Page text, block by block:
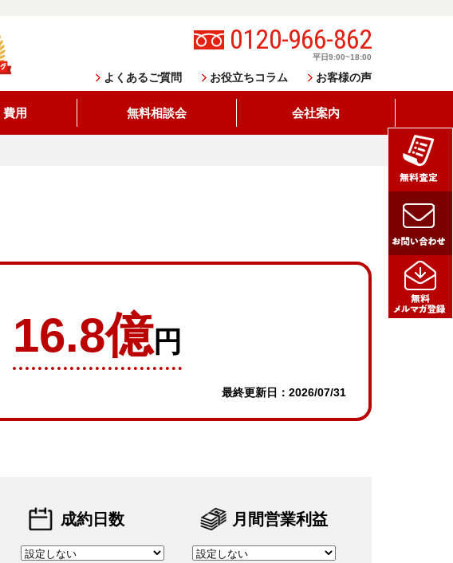
0120-966-862
平日9:00~18:00
よくあるご質問 お役立ちコラム お客様の声
用 無料相談会 会社案内
16.8億円
最終更新日：2026/07/31
成約日数 月間営業利益